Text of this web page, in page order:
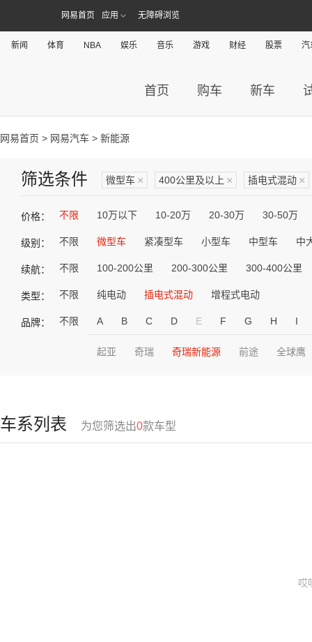
网易首页 应用 无障碍浏览
新闻 体育 NBA 娱乐 音乐 游戏 财经 股票 汽
首页 购车 新车
网易首页 > 网易汽车 > 新能源
筛选条件 微型车 × 400公里及以上 × 插电式混动 ×
价格： 不限 10万以下 10-20万 20-30万 30-50万
级别： 不限 微型车 紧凑型车 小型车 中型车 中
续航： 不限 100-200公里 200-300公里 300-400公里
类型： 不限 纯电动 插电式混动 增程式电动
品牌： 不限 A B C D E F G H I
起亚 奇瑞 奇瑞新能源 前途 全球鹰
车系列表 为您筛选出0款车型
哎